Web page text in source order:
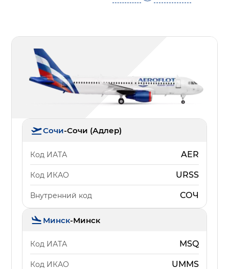
Сочи-Сочи (Адлер)
Код ИАТА AER
Код ИКАО URSS
Внутренний код СОЧ
Минск-Минск
Код ИАТА MSQ
Код ИКАО UMMS